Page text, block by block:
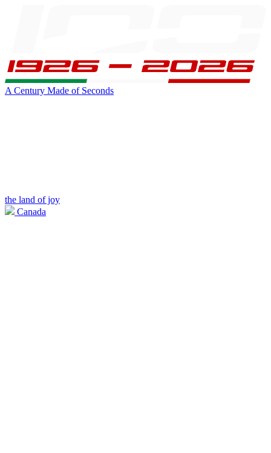
A Century Made of Seconds
the land of joy
Canada